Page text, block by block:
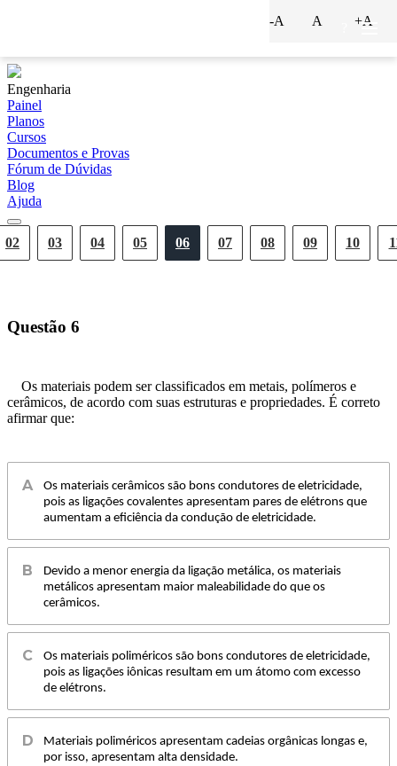
Engenharia
Painel
Planos
Cursos
Documentos e Provas
Fórum de Dúvidas
Blog
Ajuda
02 03 04 05 06 07 08 09 10
-A A +A
Questão 6
Os materiais podem ser classificados em metais, polímeros e
cerâmicos, de acordo com suas estruturas e propriedades. É correto
afirmar que:
Os materiais cerâmicos são bons condutores de eletricidade,
pois as ligações covalentes apresentam pares de elétrons que
aumentam a eficiência da condução de eletricidade.
Devido a menor energia da ligação metálica, os materiais
metálicos apresentam maior maleabilidade do que os
cerâmicos.
Os materiais poliméricos são bons condutores de eletricidade,
pois as ligações iônicas resultam em um átomo com excesso
de elétrons.
Materiais poliméricos apresentam cadeias orgânicas longas e,
por isso, apresentam alta densidade.